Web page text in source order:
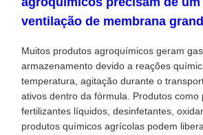
ventilação de membrana
Muitos produtos agroquímicos geram
armazenamento devido a reações
temperatura, agitação durante o
ativos dentro da fórmula. Produtos como
fertilizantes líquidos, desinfetantes,
produtos químicos agrícolas podem